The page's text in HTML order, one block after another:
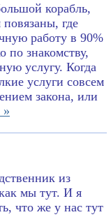
корабль,
повязаны, где
работу в 90%
по знакомству,
услугу. Когда
услуги совсем
закона, или
»
из
мы тут. И я
что же у нас тут